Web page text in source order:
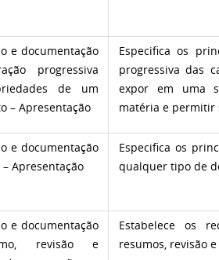
e documentação
progressiva
de um
– Apresentação
Especifica os
progressiva das
expor em uma
matéria e permitir
e documentação
Apresentação
Especifica os
qualquer tipo de
e documentação
revisão e
Estabelece os
resumos, revisão e